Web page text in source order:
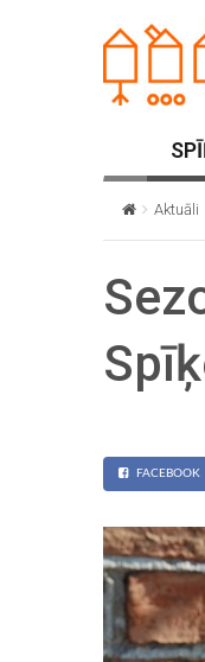
Aktuāli
FACEBOOK